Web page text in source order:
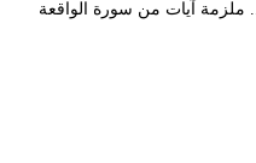
ملزمة آيات من سورة الواقعة